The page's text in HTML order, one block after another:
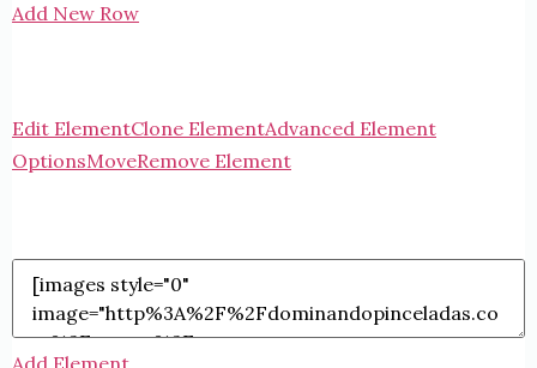
Add New Row
Edit ElementClone ElementAdvanced Element
OptionsMoveRemove Element